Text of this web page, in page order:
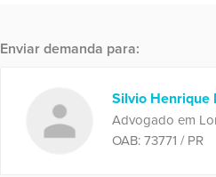
Enviar demanda para:
Silvio Henrique
Advogado em
OAB: 73771 / PR